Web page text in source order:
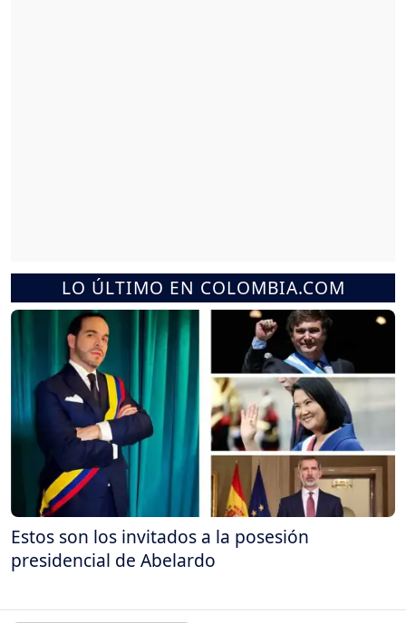
LO ÚLTIMO EN COLOMBIA.COM
Estos son los invitados a la posesión
presidencial de Abelardo